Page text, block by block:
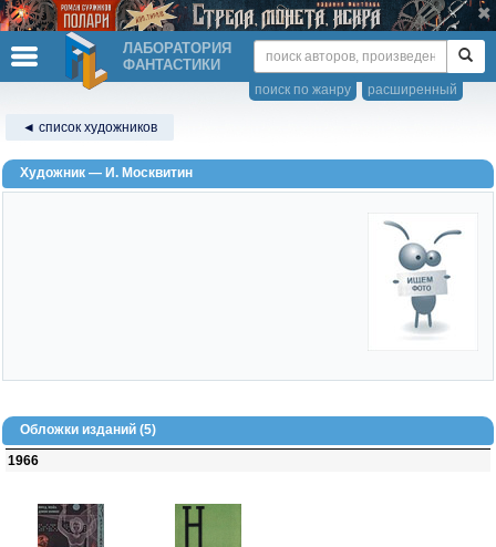
ЛАБОРАТОРИЯ
ФАНТАСТИКИ
расширенный
поиск по жанру
◄ список художников
Художник — И. Москвитин
Обложки изданий (5)
1966